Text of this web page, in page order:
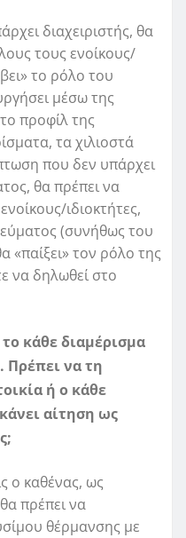
διαχειριστής, θα
τους ενοίκους/
το ρόλο του
μέσω της
προφίλ της
τα χιλιοστά
που δεν υπάρχει
θα πρέπει να
ιδιοκτήτες,
(συνήθως του
«παίξει» τον ρόλο της
να δηλωθεί στο
κάθε διαμέρισμα
Πρέπει να τη
ή ο κάθε
αίτηση ως
ο καθένας, ως
πρέπει να
θέρμανσης με